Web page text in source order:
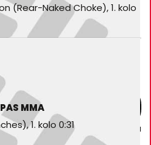
(Rear-Naked Choke), 1. kolo
MMA
1. kolo 0:31 prohra